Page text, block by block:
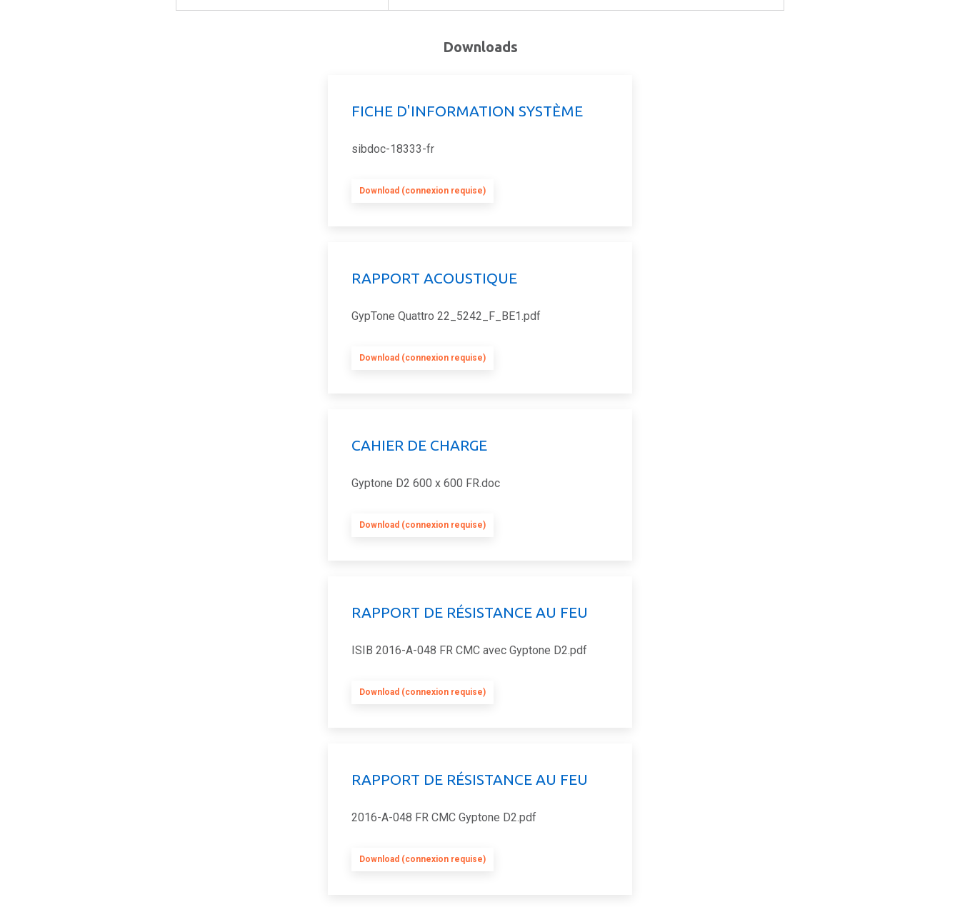
Downloads
FICHE D'INFORMATION SYSTÈME
sibdoc-18333-fr
Download (connexion requise)
RAPPORT ACOUSTIQUE
GypTone Quattro 22_5242_F_BE1.pdf
Download (connexion requise)
CAHIER DE CHARGE
Gyptone D2 600 x 600 FR.doc
Download (connexion requise)
RAPPORT DE RÉSISTANCE AU FEU
ISIB 2016-A-048 FR CMC avec Gyptone D2.pdf
Download (connexion requise)
RAPPORT DE RÉSISTANCE AU FEU
2016-A-048 FR CMC Gyptone D2.pdf
Download (connexion requise)